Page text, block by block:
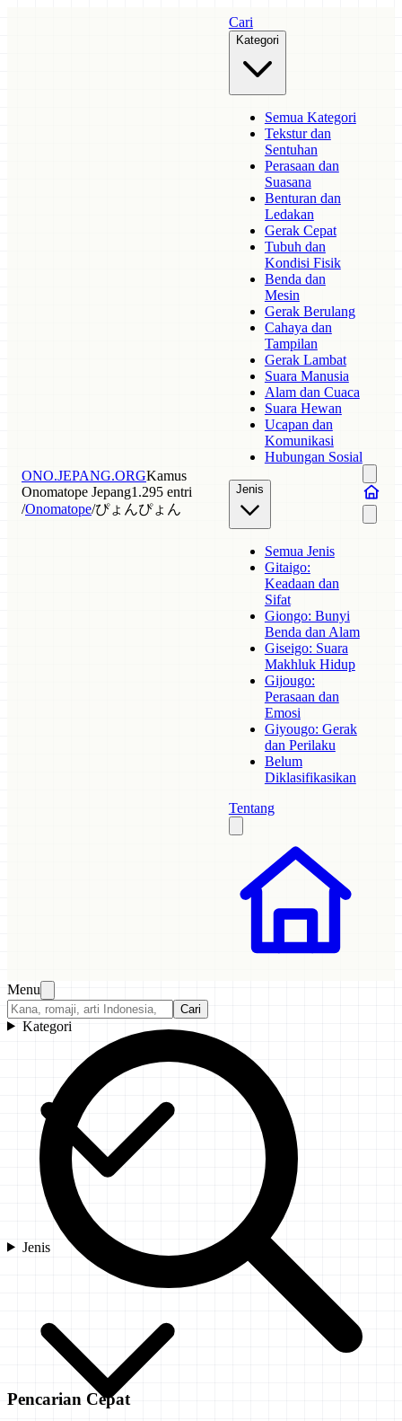
ONO.JEPANG.ORGKamus
Onomatope Jepang1.295 entri
/Onomatope/ぴょんぴょん
Cari
Kategori
Semua Kategori
Tekstur dan
Sentuhan
Perasaan dan
Suasana
Benturan dan
Ledakan
Gerak Cepat
Tubuh dan
Kondisi Fisik
Benda dan
Mesin
Gerak Berulang
Cahaya dan
Tampilan
Gerak Lambat
Suara Manusia
Alam dan Cuaca
Suara Hewan
Ucapan dan
Komunikasi
Hubungan Sosial
Jenis
Semua Jenis
Gitaigo:
Keadaan dan
Sifat
Giongo: Bunyi
Benda dan Alam
Giseigo: Suara
Makhluk Hidup
Gijougo:
Perasaan dan
Emosi
Giyougo: Gerak
dan Perilaku
Belum
Diklasifikasikan
Tentang
Menu
Cari
Kategori
Jenis
Pencarian Cepat